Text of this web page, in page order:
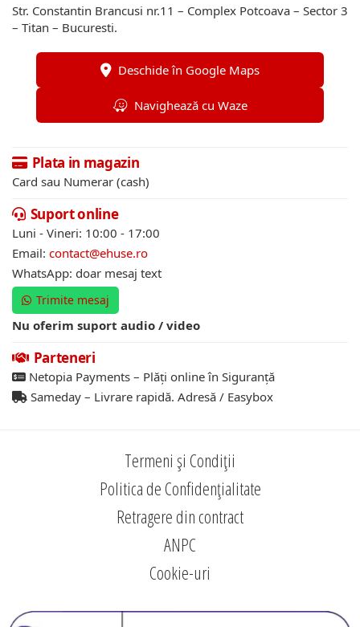
Str. Constantin Brancusi nr.11 – Complex Potcoava – Sector 3
– Titan – Bucuresti.
Deschide în Google Maps
Navighează cu Waze
Plata in magazin
Card sau Numerar (cash)
Suport online
Luni - Vineri: 10:00 - 17:00
Email: contact@ehuse.ro
WhatsApp: doar mesaj text
Trimite mesaj
Nu oferim suport audio / video
Parteneri
Netopia Payments – Plăți online în Siguranță
Sameday – Livrare rapidă. Adresă / Easybox
Termeni și Condiții
Politica de Confidențialitate
Retragere din contract
ANPC
Cookie-uri